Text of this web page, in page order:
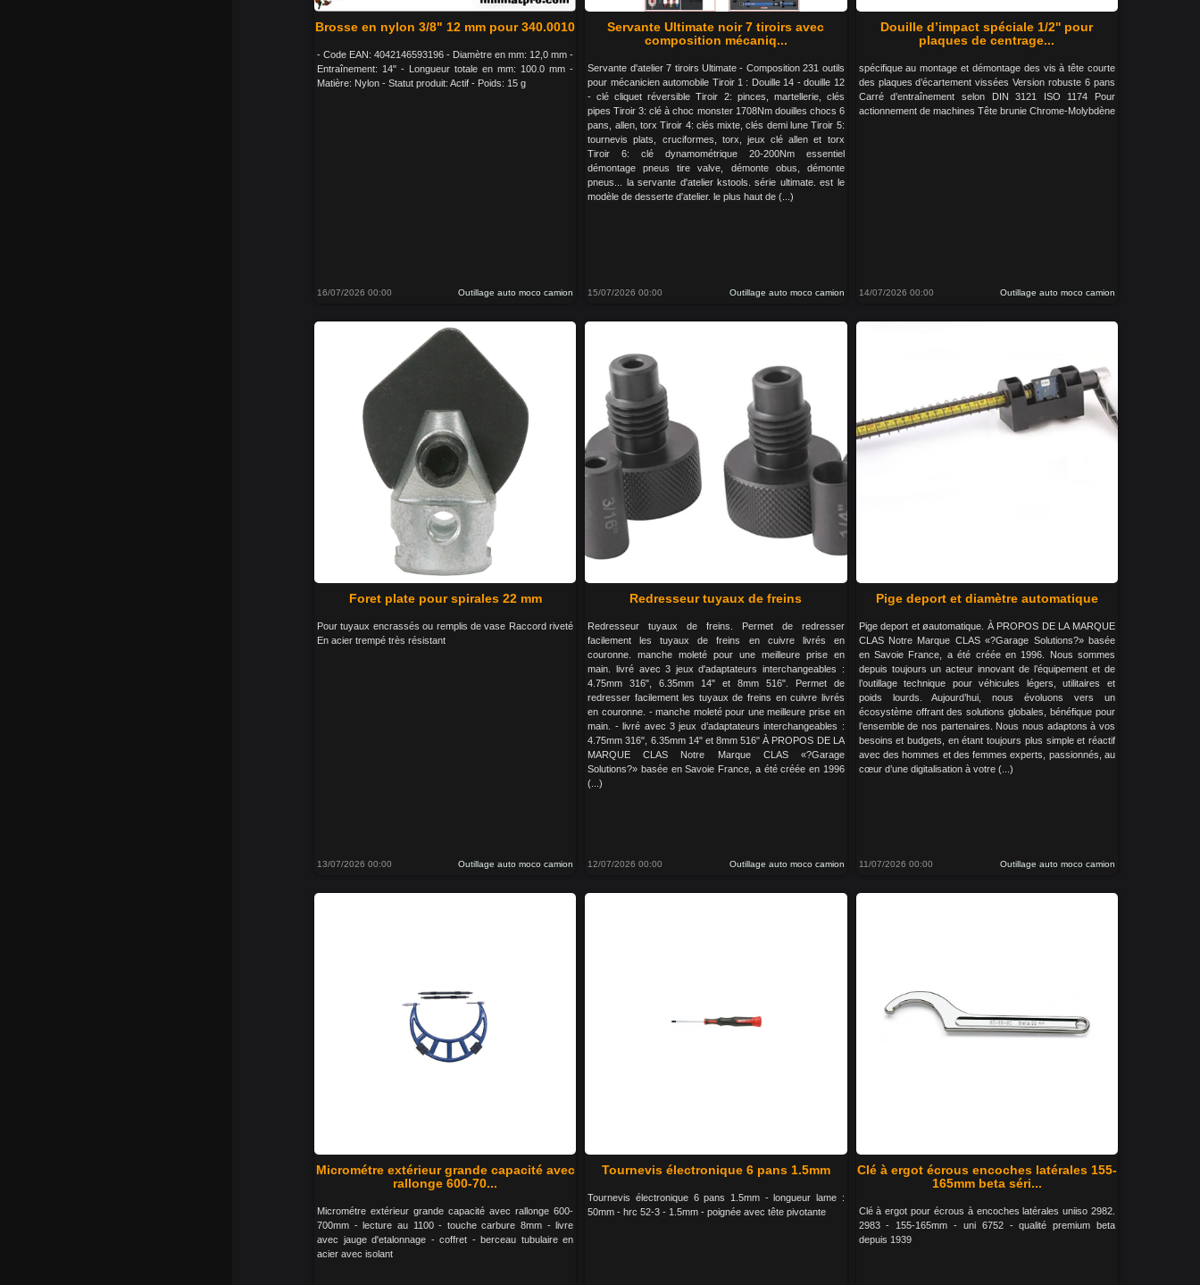
Brosse en nylon 3/8" 12 mm pour 340.0010
- Code EAN: 4042146593196 - Diamètre en mm: 12,0 mm -
Entraînement: 14" - Longueur totale en mm: 100.0 mm -
Matière: Nylon - Statut produit: Actif - Poids: 15 g
16/07/2026 00:00 Outillage auto moco camion
Servante Ultimate noir 7 tiroirs avec
composition mécaniq...
Servante d'atelier 7 tiroirs Ultimate - Composition 231 outils
pour mécanicien automobile Tiroir 1 : Douille 14 - douille 12
- clé cliquet réversible Tiroir 2: pinces, martellerie, clés
pipes Tiroir 3: clé à choc monster 1708Nm douilles chocs 6
pans, allen, torx Tiroir 4: clés mixte, clés demi lune Tiroir 5:
tournevis plats, cruciformes, torx, jeux clé allen et torx
Tiroir 6: clé dynamométrique 20-200Nm essentiel
démontage pneus tire valve, démonte obus, démonte
pneus... la servante d'atelier kstools. série ultimate. est le
modèle de desserte d'atelier. le plus haut de (...)
15/07/2026 00:00 Outillage auto moco camion
Douille d’impact spéciale 1/2'' pour
plaques de centrage...
spécifique au montage et démontage des vis à tête courte
des plaques d’écartement vissées Version robuste 6 pans
Carré d’entraînement selon DIN 3121 ISO 1174 Pour
actionnement de machines Tête brunie Chrome-Molybdène
14/07/2026 00:00 Outillage auto moco camion
Foret plate pour spirales 22 mm
Pour tuyaux encrassés ou remplis de vase Raccord riveté
En acier trempé très résistant
13/07/2026 00:00 Outillage auto moco camion
Redresseur tuyaux de freins
Redresseur tuyaux de freins. Permet de redresser
facilement les tuyaux de freins en cuivre livrés en
couronne. manche moleté pour une meilleure prise en
main. livré avec 3 jeux d'adaptateurs interchangeables :
4.75mm 316", 6.35mm 14" et 8mm 516". Permet de
redresser facilement les tuyaux de freins en cuivre livrés
en couronne. - manche moleté pour une meilleure prise en
main. - livré avec 3 jeux d’adaptateurs interchangeables :
4.75mm 316", 6.35mm 14" et 8mm 516" À PROPOS DE LA
MARQUE CLAS Notre Marque CLAS «?Garage
Solutions?» basée en Savoie France, a été créée en 1996
(...)
12/07/2026 00:00 Outillage auto moco camion
Pige deport et diamètre automatique
Pige deport et øautomatique. À PROPOS DE LA MARQUE
CLAS Notre Marque CLAS «?Garage Solutions?» basée
en Savoie France, a été créée en 1996. Nous sommes
depuis toujours un acteur innovant de l’équipement et de
l’outillage technique pour véhicules légers, utilitaires et
poids lourds. Aujourd’hui, nous évoluons vers un
écosystème offrant des solutions globales, bénéfique pour
l’ensemble de nos partenaires. Nous nous adaptons à vos
besoins et budgets, en étant toujours plus simple et réactif
avec des hommes et des femmes experts, passionnés, au
cœur d’une digitalisation à votre (...)
11/07/2026 00:00 Outillage auto moco camion
Micrométre extérieur grande capacité avec
rallonge 600-70...
Micrométre extérieur grande capacité avec rallonge 600-
700mm - lecture au 1100 - touche carbure 8mm - livre
avec jauge d'etalonnage - coffret - berceau tubulaire en
acier avec isolant
Tournevis électronique 6 pans 1.5mm
Tournevis électronique 6 pans 1.5mm - longueur lame :
50mm - hrc 52-3 - 1.5mm - poignée avec tête pivotante
Clé à ergot écrous encoches latérales 155-
165mm beta séri...
Clé à ergot pour écrous à encoches latérales uniiso 2982.
2983 - 155-165mm - uni 6752 - qualité premium beta
depuis 1939